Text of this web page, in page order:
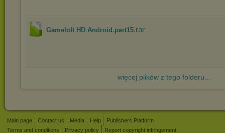
Gameloft HD Android.part15.rar
więcej plików z tego folderu...
Main page Contact us Media Help
Publishers Platform
Terms and conditions
Privacy policy Report copyright infringement